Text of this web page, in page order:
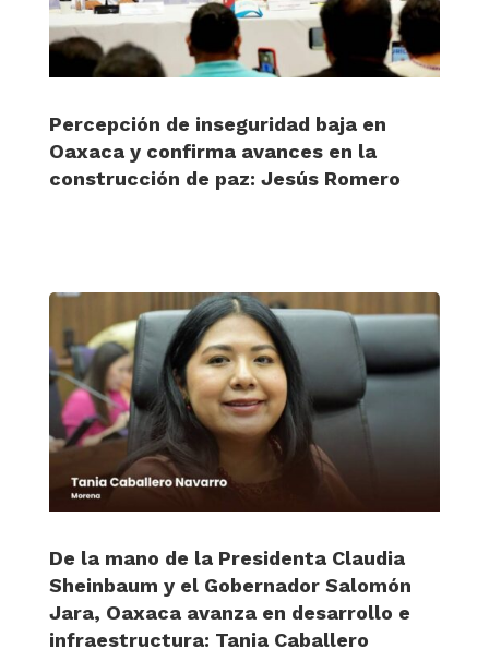
Percepción de inseguridad baja en
Oaxaca y confirma avances en la
construcción de paz: Jesús Romero
De la mano de la Presidenta Claudia
Sheinbaum y el Gobernador Salomón
Jara, Oaxaca avanza en desarrollo e
infraestructura: Tania Caballero